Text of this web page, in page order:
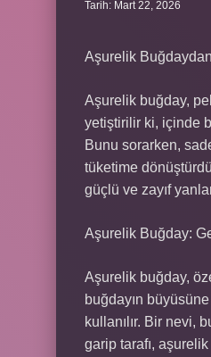
Tarih: Mart 22, 2026
Aşurelik
Aşurelik buğday,
yetiştirilir ki, içinde
Bunu sorarken,
tüketime
güçlü ve zayıf
Aşurelik Buğday:
Aşurelik buğday,
buğdayın
kullanılır. Bir nevi,
garip tarafı,